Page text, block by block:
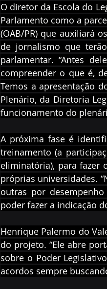
O diretor da Escola do
Parlamento como a
(OAB/PR) que auxiliará
de jornalismo que
parlamentar. “Antes
compreender o que é,
Temos a apresentação
Plenário, da Diretoria
funcionamento do
A próxima fase é
treinamento (a
eliminatória), para fazer
próprias universidades.
outras por
poder fazer a indicação
Henrique Palermo do
do projeto. “Ele abre
sobre o Poder
acordos sempre